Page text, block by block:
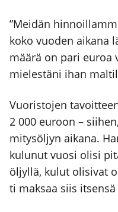
”Mei­dän
koko vuo­den aika­na
mää­rä on pari euroa
mie­les­tä­ni ihan
Vuo­ris­to­jen
2 000 euroon –
mi­ty­söl­jyn aika­na.
kulu­nut vuo­si oli­si
öljyl­lä, kulut oli­si­vat
ti mak­saa siis